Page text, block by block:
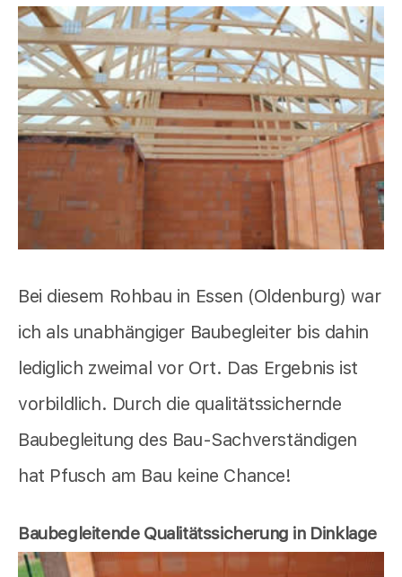
Bei diesem Rohbau in Essen (Oldenburg) war
ich als unabhängiger Baubegleiter bis dahin
lediglich zweimal vor Ort. Das Ergebnis ist
vorbildlich. Durch die qualitätssichernde
Baubegleitung des Bau-Sachverständigen
hat Pfusch am Bau keine Chance!
Baubegleitende Qualitätssicherung in Dinklage